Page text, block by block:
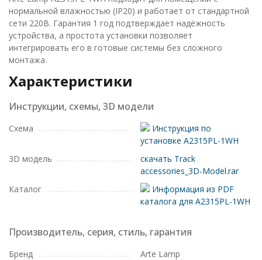
нормальной влажностью (IP20) и работает от стандартной
сети 220В. Гарантия 1 год подтверждает надёжность
устройства, а простота установки позволяет
интегрировать его в готовые системы без сложного
монтажа.
Характеристики
Инструкции, схемы, 3D модели
Схема
Инструкция по
установке A2315PL-1WH
3D модель
скачать Track
accessories_3D-Model.rar
Каталог
Информация из PDF
каталога для A2315PL-1WH
Производитель, серия, стиль, гарантия
Бренд
Arte Lamp